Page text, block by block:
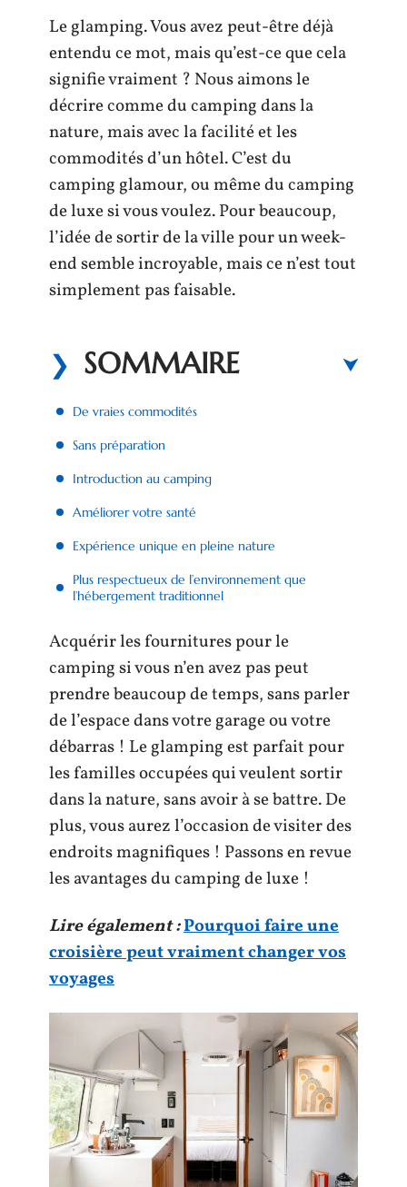
Le glamping. Vous avez peut-être déjà
entendu ce mot, mais qu’est-ce que cela
signifie vraiment ? Nous aimons le
décrire comme du camping dans la
nature, mais avec la facilité et les
commodités d’un hôtel. C’est du
camping glamour, ou même du camping
de luxe si vous voulez. Pour beaucoup,
l’idée de sortir de la ville pour un week-
end semble incroyable, mais ce n’est tout
simplement pas faisable.
SOMMAIRE
De vraies commodités
Sans préparation
Introduction au camping
Améliorer votre santé
Expérience unique en pleine nature
Plus respectueux de l’environnement que
l’hébergement traditionnel
Acquérir les fournitures pour le
camping si vous n’en avez pas peut
prendre beaucoup de temps, sans parler
de l’espace dans votre garage ou votre
débarras ! Le glamping est parfait pour
les familles occupées qui veulent sortir
dans la nature, sans avoir à se battre. De
plus, vous aurez l’occasion de visiter des
endroits magnifiques ! Passons en revue
les avantages du camping de luxe !
Lire également :Pourquoi faire une
croisière peut vraiment changer vos
voyages